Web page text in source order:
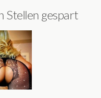
Stellen gespart